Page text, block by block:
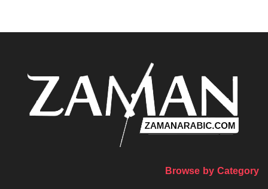
Browse by Category